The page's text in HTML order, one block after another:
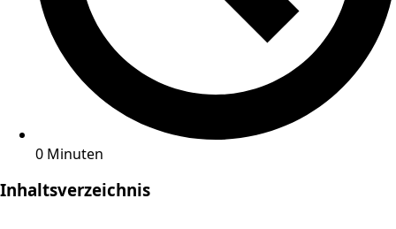
0 Minuten
Inhaltsverzeichnis